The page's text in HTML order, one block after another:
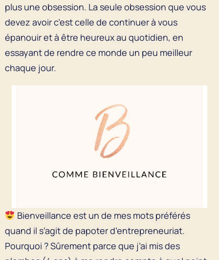
plus une obsession. La seule obsession que vous
devez avoir c’est celle de continuer à vous
épanouir et à être heureux au quotidien, en
essayant de rendre ce monde un peu meilleur
chaque jour.
Bienveillance est un de mes mots préférés
quand il s’agit de papoter d’entrepreneuriat.
Pourquoi ? Sûrement parce que j’ai mis des